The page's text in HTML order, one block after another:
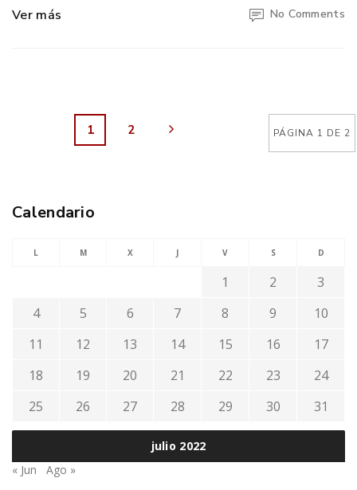
Ver más No Comments
PÁGINA 1 DE 2
1 2
Calendario
julio 2022
L M X J V S D
1 2
3
4
5 6 7 8 9
10
11
12 13 14 15 16
17
18
19 20 21 22 23
24
25
26 27 28 29 30 31
« Jun Ago »